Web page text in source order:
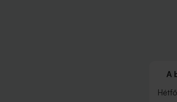
A